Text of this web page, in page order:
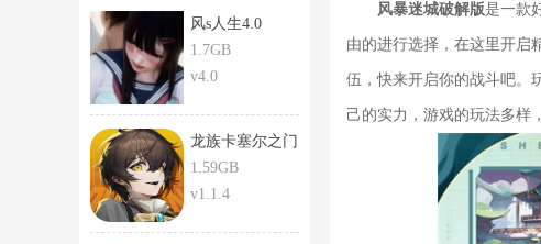
风s人生4.0
1.7GB
v4.0
龙族卡塞尔之门
破解版
1.59GB
v1.1.4
风暴迷城破解版是一款
由的进行选择，在这里开启
伍，快来开启你的战斗吧。
己的实力，游戏的玩法多样